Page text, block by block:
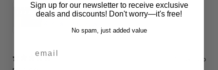
Servicepaket / Inspektionspaket 1 mit Motul 300V 5W40 - 5W50 für alle 2.5 TFSI Modelle
15 days ago
Sign up for our newsletter to receive exclusive
deals and discounts! Don't worry—it's free!
No spam, just added value